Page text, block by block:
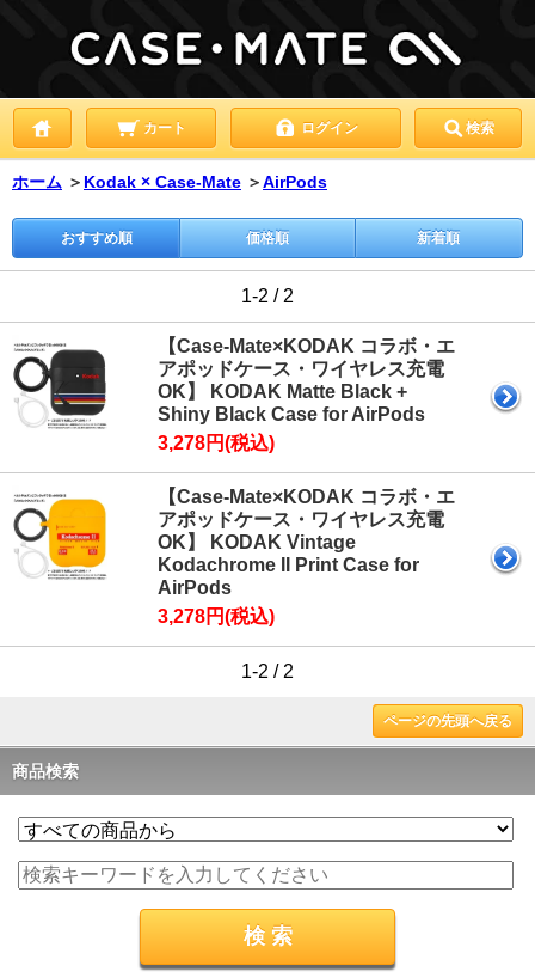
カート ログイン 検索
ホーム ＞ Kodak × Case-Mate ＞AirPods
おすすめ順 価格順 新着順
1-2 / 2
【Case-Mate×KODAK コラボ・エ
アポッドケース・ワイヤレス充電
OK】 KODAK Matte Black +
Shiny Black Case for AirPods
3,278円(税込)
【Case-Mate×KODAK コラボ・エ
アポッドケース・ワイヤレス充電
OK】 KODAK Vintage
Kodachrome II Print Case for
AirPods
3,278円(税込)
1-2 / 2
ページの先頭へ戻る
商品検索